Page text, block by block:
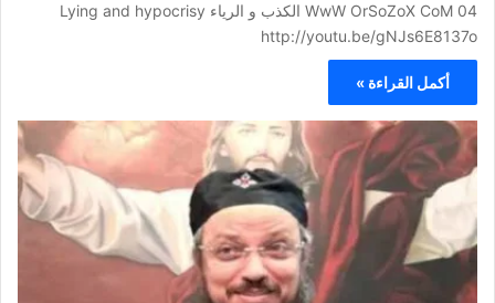
WwW OrSoZoX CoM 04 الكذب و الرياء Lying and hypocrisy
http://youtu.be/gNJs6E8137o
أكمل القراءة »